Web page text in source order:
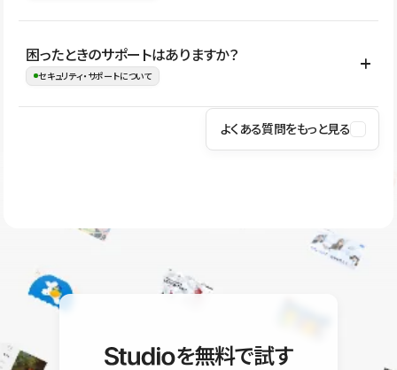
ながらレイアウトに影響を与えずに更新作業を進めやすくなりま
す。
Studioでは、公開サイトやサービスを安全に利用できるよう、通信
の暗号化、データ保護、アクセス管理、脆弱性対策など、複数の観
はSSL/TLSによる通信暗号化に対応しており、悪質なスクリプトの
困ったときのサポートはありますか？
セキュリティ・サポートについて
操作方法や機能については、ヘルプセンターでご確認いただけま
ユーザー同士で質問・相談できるコミュニティもご利用ください。
よくある質問をもっと見る
を無料で試す